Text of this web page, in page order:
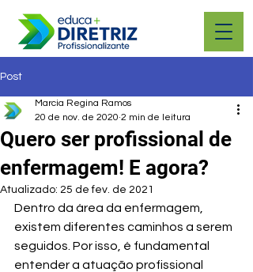
Post
Quero ser profissional de
enfermagem! E agora?
Marcia Regina Ramos
20 de nov. de 2020 2 min de leitura
Atualizado: 25 de fev. de 2021
Dentro da área da enfermagem,
existem diferentes caminhos a serem
seguidos. Por isso, é fundamental
entender a atuação profissional